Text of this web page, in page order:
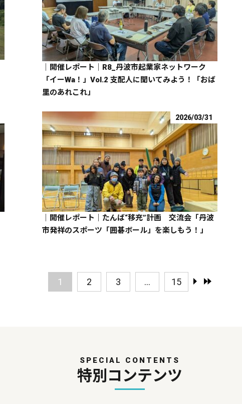
｜開催レポート｜R8_丹波市起業家ネットワーク
「イーWa！」Vol.2 支配人に聞いてみよう！「おば
里のあれこれ」
2026/03/31
｜開催レポート｜たんば“移充”計画 交流会「丹波
市発祥のスポーツ「囲碁ボール」を楽しもう！」
1 2 3 ... 15
SPECIAL CONTENTS
特別コンテンツ